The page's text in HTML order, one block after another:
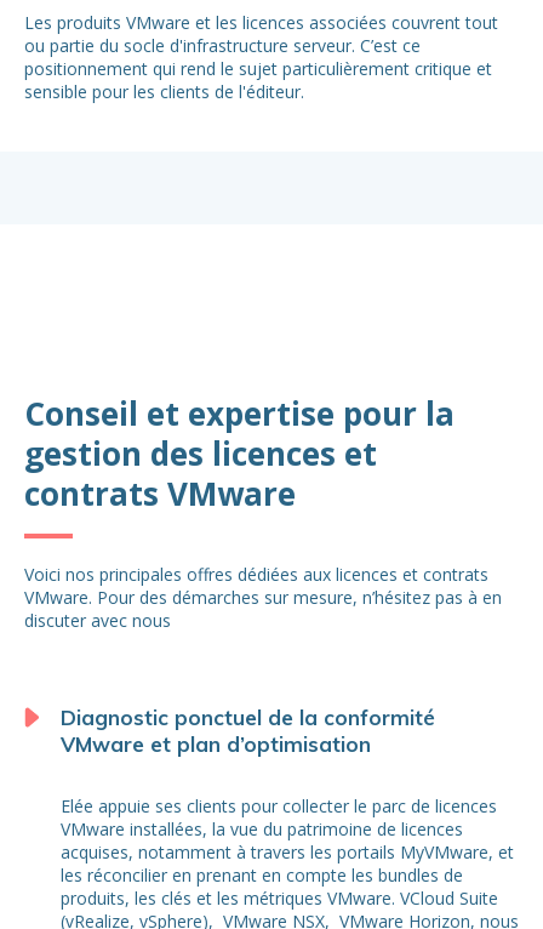
Les produits VMware et les licences associées couvrent tout
ou partie du socle d'infrastructure serveur. C’est ce
positionnement qui rend le sujet particulièrement critique et
sensible pour les clients de l'éditeur.
Conseil et expertise pour la
gestion des licences et
contrats VMware
Voici nos principales offres dédiées aux licences et contrats
VMware. Pour des démarches sur mesure, n’hésitez pas à en
discuter avec nous
Diagnostic ponctuel de la conformité
VMware et plan d’optimisation
Elée appuie ses clients pour collecter le parc de licences
VMware installées, la vue du patrimoine de licences
acquises, notamment à travers les portails MyVMware, et
les réconcilier en prenant en compte les bundles de
produits, les clés et les métriques VMware. VCloud Suite
(vRealize, vSphere), VMware NSX, VMware Horizon, nous